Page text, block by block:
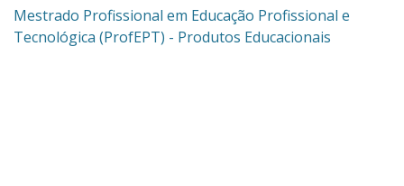
Mestrado Profissional em Educação Profissional e
Tecnológica (ProfEPT) - Produtos Educacionais